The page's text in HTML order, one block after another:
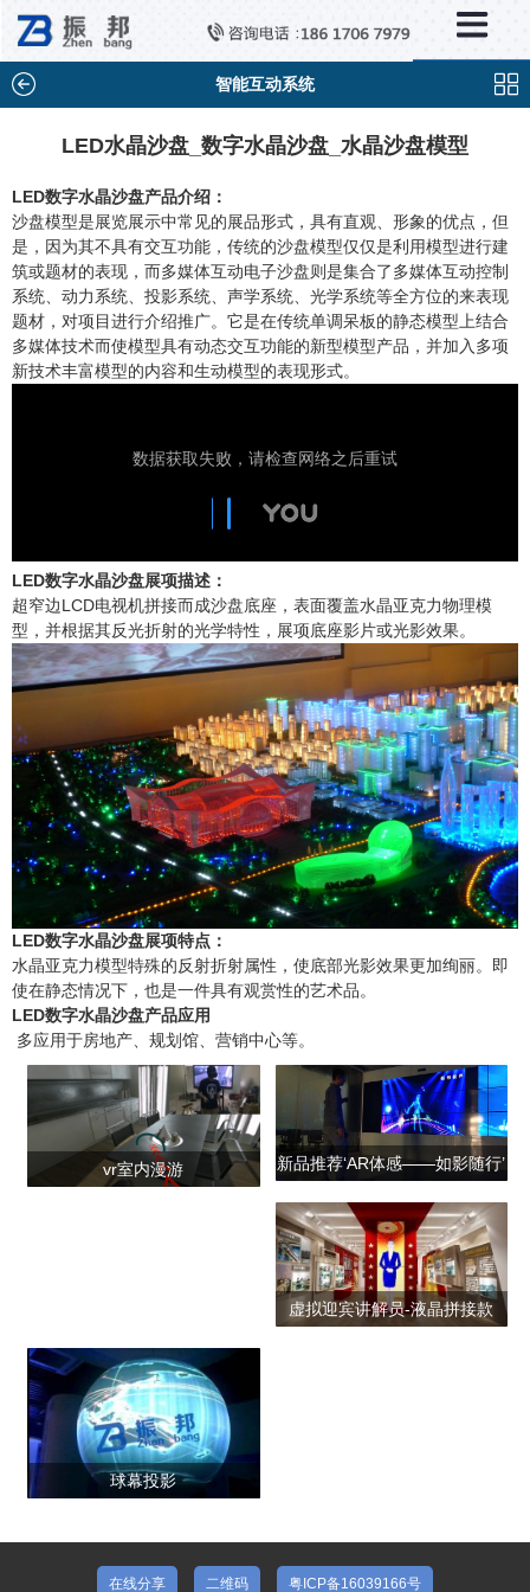
智能互动系统
LED水晶沙盘_数字水晶沙盘_水晶沙盘模型
LED数字水晶沙盘产品介绍：
沙盘模型是展览展示中常见的展品形式，具有直观、形象的优点，但
是，因为其不具有交互功能，传统的沙盘模型仅仅是利用模型进行建
筑或题材的表现，而多媒体互动电子沙盘则是集合了多媒体互动控制
系统、动力系统、投影系统、声学系统、光学系统等全方位的来表现
题材，对项目进行介绍推广。它是在传统单调呆板的静态模型上结合
多媒体技术而使模型具有动态交互功能的新型模型产品，并加入多项
新技术丰富模型的内容和生动模型的表现形式。
LED数字水晶沙盘展项描述：
超窄边LCD电视机拼接而成沙盘底座，表面覆盖水晶亚克力物理模
型，并根据其反光折射的光学特性，展项底座影片或光影效果。
LED数字水晶沙盘展项特点：
水晶亚克力模型特殊的反射折射属性，使底部光影效果更加绚丽。即
使在静态情况下，也是一件具有观赏性的艺术品。
LED数字水晶沙盘产品应用
多应用于房地产、规划馆、营销中心等。
vr室内漫游 新品推荐‘AR体感——如影随行’
虚拟迎宾讲解员-液晶拼接款
球幕投影
分类列表
×
触控互动系统
滑轨互动系统
AR/VR互动系统
智能互动系统
特殊显示产品
雷达互动系统
投影互动系统
产品合集一
在线分享 二维码 粤ICP备16039166号